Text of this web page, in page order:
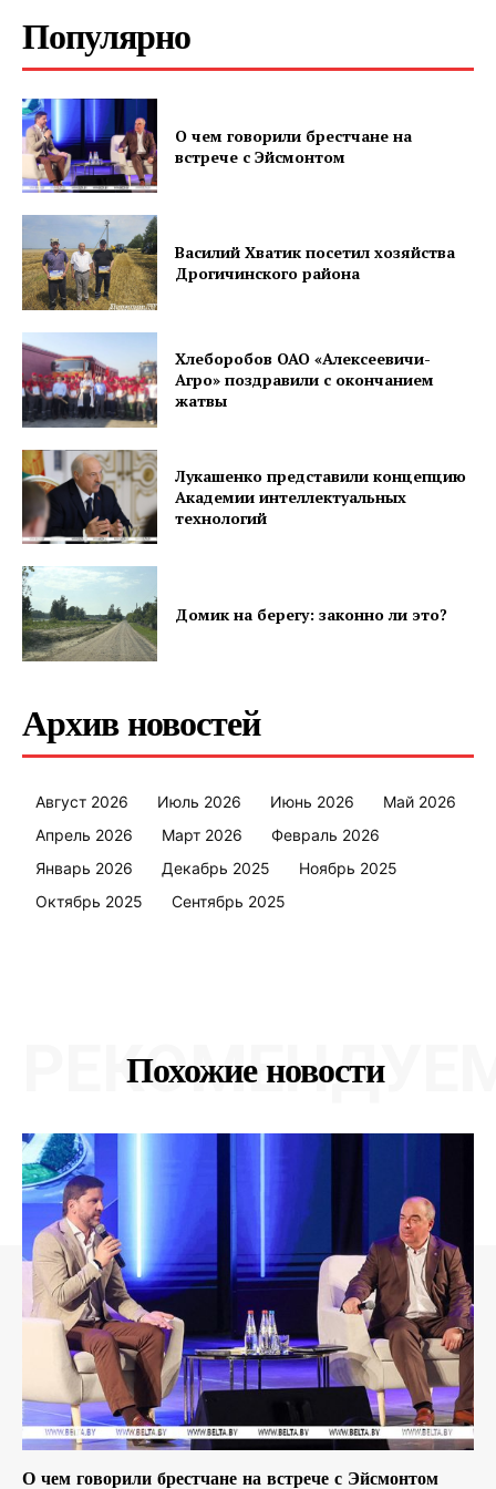
Редакция "ДВ"
Наша гісторыя
Контакты
Правила использования материалов
Электронные обращения
Популярно
О чем говорили брестчане на
встрече с Эйсмонтом
Василий Хватик посетил хозяйства
Дрогичинского района
Хлеборобов ОАО «Алексеевичи-
Агро» поздравили с окончанием
жатвы
Лукашенко представили концепцию
Академии интеллектуальных
технологий
Домик на берегу: законно ли это?
Архив новостей
Август 2026 Июль 2026 Июнь 2026
Май 2026
Апрель 2026
Март 2026
Февраль 2026
Январь 2026
Декабрь 2025
Ноябрь 2025
Октябрь 2025
Сентябрь 2025
Похожие новости
О чем говорили брестчане на встрече с Эйсмонтом